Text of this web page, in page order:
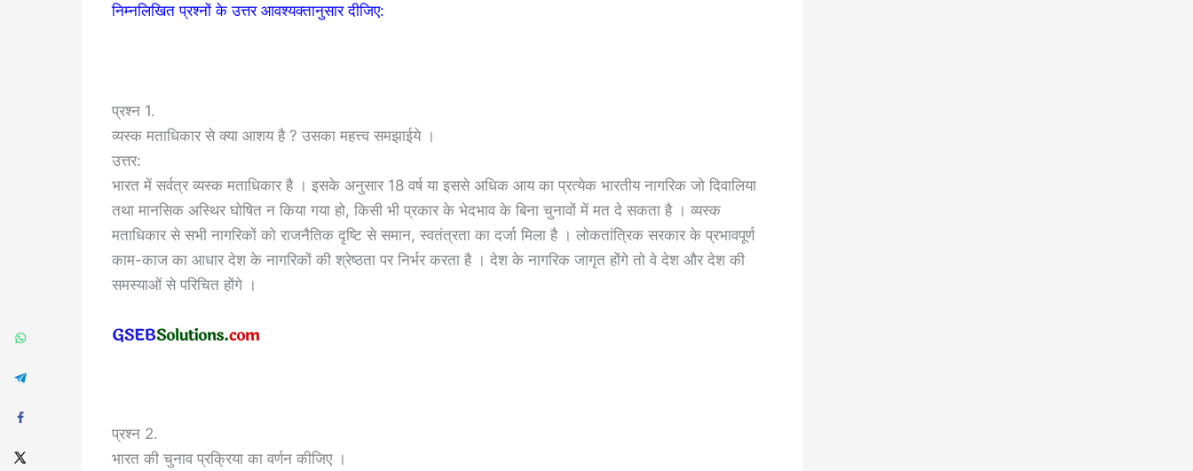
निम्नलिखित प्रश्नों के उत्तर आवश्यक्तानुसार दीजिए:
प्रश्न 1.
व्यस्क मताधिकार से क्या आशय है ? उसका महत्त्व समझाईये ।
उत्तर:
भारत में सर्वत्र व्यस्क मताधिकार है । इसके अनुसार 18 वर्ष या इससे अधिक आय का प्रत्येक भारतीय नागरिक जो दिवालिया
तथा मानसिक अस्थिर घोषित न किया गया हो, किसी भी प्रकार के भेदभाव के बिना चुनावों में मत दे सकता है । व्यस्क
मताधिकार से सभी नागरिकों को राजनैतिक दृष्टि से समान, स्वतंत्रता का दर्जा मिला है । लोकतांत्रिक सरकार के प्रभावपूर्ण
काम-काज का आधार देश के नागरिकों की श्रेष्ठता पर निर्भर करता है । देश के नागरिक जागृत होंगे तो वे देश और देश की
समस्याओं से परिचित होंगे ।
प्रश्न 2.
भारत की चुनाव प्रक्रिया का वर्णन कीजिए ।